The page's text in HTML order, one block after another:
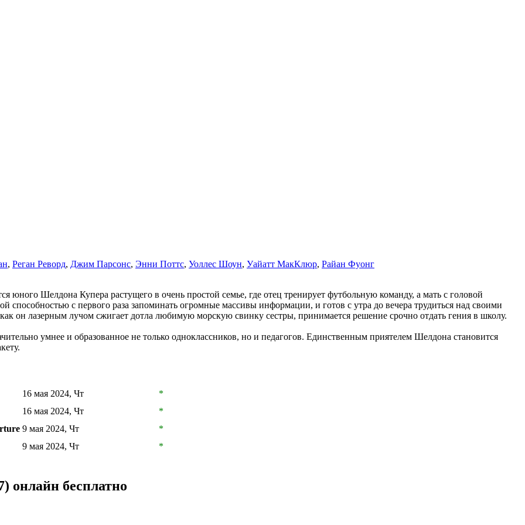
, Реган Реворд, Джим Парсонс, Энни Поттс, Уоллес Шоун, Уайатт МакКлюр, Райан Фуонг
юного Шелдона Купера растущего в очень простой семье, где отец тренирует футбольную команду, а мать с головой
с первого раза запоминать огромные массивы информации, и готов с утра до вечера трудиться над своими
он лазерным лучом сжигает дотла любимую морскую свинку сестры, принимается решение срочно отдать гения в школу.
умнее и образованное не только одноклассников, но и педагогов. Единственным приятелем Шелдона становится
16 мая 2024, Чт
*
16 мая 2024, Чт
*
9 мая 2024, Чт
*
9 мая 2024, Чт
*
онлайн бесплатно